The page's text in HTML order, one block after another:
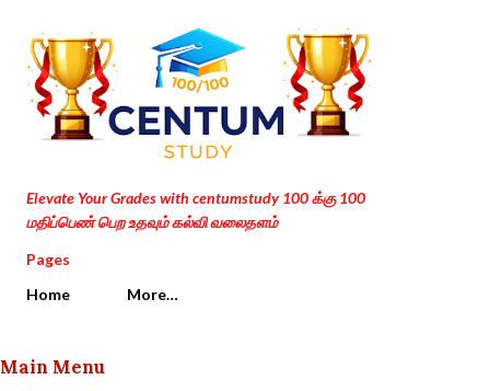
Skip to main content
Elevate Your Grades with centumstudy 100 க்கு 100
மதிப்பெண் பெற உதவும் கல்வி வலைதளம்
Pages
Home
More…
Main Menu